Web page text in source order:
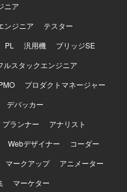
ラ領域の実務経験と知
、Linux）、クラウ
（Active Directory、
、Client Connector）、
を使用します。スク
プトを使用します。
IAM、CloudWatch、ス
ニア
ンジニア
テスター
PL 汎用機
ブリッジSE
ルスタックエンジニア
プロダクトマネージャー
デバッカー
プランナー
アナリスト
Webデザイナー
コーダー
マークアップ
アニメーター
マーケター